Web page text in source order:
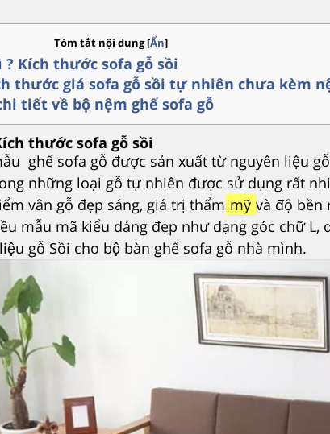
Tóm tắt nội dung[Ẩn]
? Kích thước sofa gỗ sồi
thước giá sofa gỗ sồi tự nhiên chưa kèm
tiết về bộ nệm ghế sofa gỗ
thước sofa gỗ sồi
ghế sofa gỗ được sản xuất từ nguyên liệu
những loại gỗ tự nhiên được sử dụng rất
vân gỗ đẹp sáng, giá trị thẩm mỹ và độ bền
mẫu mã kiểu dáng đẹp như dạng góc chữ L,
gỗ Sồi cho bộ bàn ghế sofa gỗ nhà mình.